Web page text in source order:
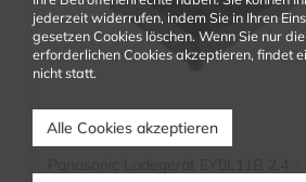
jederzeit widerrufen, indem Sie in Ihren
gesetzen Cookies löschen. Wenn Sie nur
erforderlichen Cookies akzeptieren, findet
nicht statt.
Alle Cookies akzeptieren